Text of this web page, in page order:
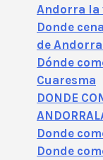
Andorra la
Donde
de
Dónde
Cuaresma
DONDE
Donde
Donde